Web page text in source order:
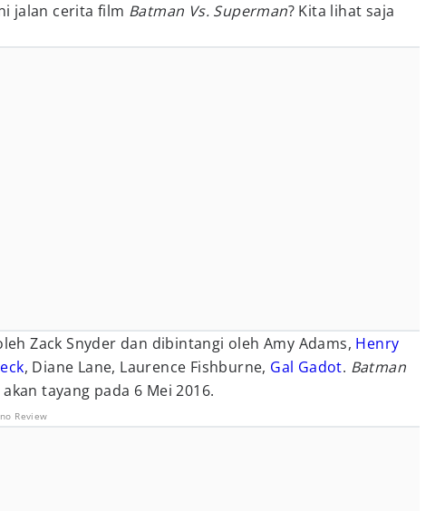
jalan cerita film Batman Vs. Superman? Kita lihat saja
Zack Snyder dan dibintangi oleh Amy Adams, Henry
, Diane Lane, Laurence Fishburne, Gal Gadot. Batman
akan tayang pada 6 Mei 2016.
Review